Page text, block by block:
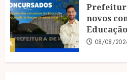
novos
08/08/